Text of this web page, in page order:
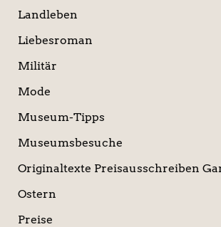
Landleben
Liebesroman
Militär
Mode
Museum-Tipps
Museumsbesuche
Originaltexte Preisausschreiben
Ostern
Preise